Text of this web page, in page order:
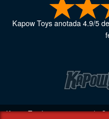
Kapow Toysanotada4.9/5de
Kapow Toys! © 2013 - 2026 |